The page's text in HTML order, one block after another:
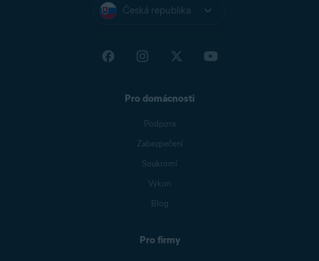
Česká republika
Pro domácnosti
Podpora
Zabezpečení
Soukromí
Výkon
Blog
Pro firmy